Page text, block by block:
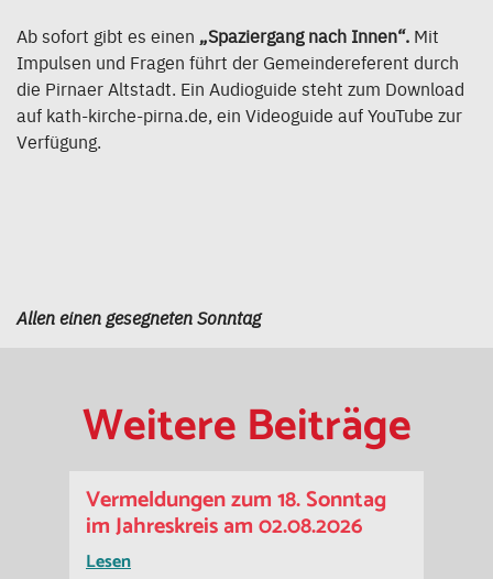
Ab sofort gibt es einen „Spaziergang nach Innen“. Mit
Impulsen und Fragen führt der Gemeindereferent durch
die Pirnaer Altstadt. Ein Audioguide steht zum Download
auf kath-kirche-pirna.de, ein Videoguide auf YouTube zur
Verfügung.
Allen einen gesegneten Sonntag
Weitere Beiträge
Vermeldungen zum 18. Sonntag
im Jahreskreis am 02.08.2026
Lesen